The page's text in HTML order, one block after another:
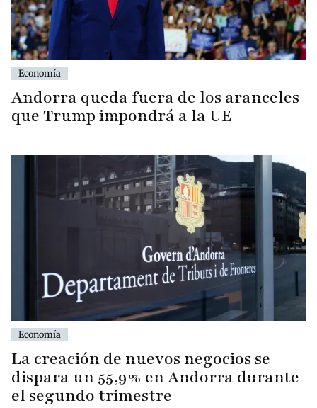
Economía
Andorra queda fuera de los aranceles
que Trump impondrá a la UE
Economía
La creación de nuevos negocios se
dispara un 55,9% en Andorra durante
el segundo trimestre